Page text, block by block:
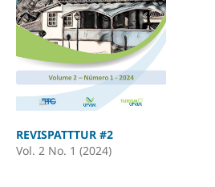
REVISPATTTUR #2
Vol. 2 No. 1 (2024)